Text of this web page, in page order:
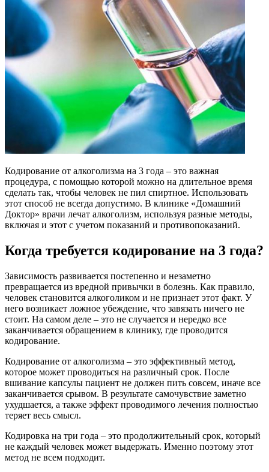
Кодирование от алкоголизма на 3 года – это важная
процедура, с помощью которой можно на длительное время
сделать так, чтобы человек не пил спиртное. Использовать
этот способ не всегда допустимо. В клинике «Домашний
Доктор» врачи лечат алкоголизм, используя разные методы,
включая и этот с учетом показаний и противопоказаний.
Когда требуется кодирование на 3 года?
Зависимость развивается постепенно и незаметно
превращается из вредной привычки в болезнь. Как правило,
человек становится алкоголиком и не признает этот факт. У
него возникает ложное убеждение, что завязать ничего не
стоит. На самом деле – это не случается и нередко все
заканчивается обращением в клинику, где проводится
кодирование.
Кодирование от алкоголизма – это эффективный метод,
которое может проводиться на различный срок. После
вшивание капсулы пациент не должен пить совсем, иначе все
заканчивается срывом. В результате самочувствие заметно
ухудшается, а также эффект проводимого лечения полностью
теряет весь смысл.
Кодировка на три года – это продолжительный срок, который
не каждый человек может выдержать. Именно поэтому этот
метод не всем подходит.